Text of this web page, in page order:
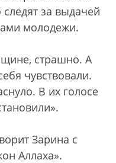
за выдачей
молодежи.
страшно. А
чувствовали.
В их голосе
Зарина с
Аллаха».